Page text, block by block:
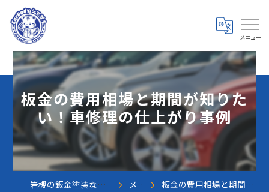
板金の費用相場と期間が知りた
い！車修理の仕上がり事例
岩槻の鈑金塗装なら株式会社カーボデーシマザキ メディア 板金の費用相場と期間が知りたい！車修理の仕上がり事例